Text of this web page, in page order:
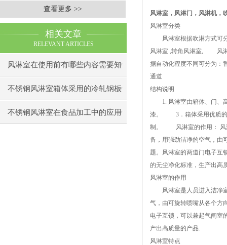
查看更多 >>
相关文章
RELEVANT ARTICLES
风淋室在使用前有哪些内容需要知
道下呢
不锈钢风淋室箱体采用的冷轧钢板
制造
不锈钢风淋室在食品加工中的应用
风淋室 ， 风淋门，风淋机，
风淋室分类
风淋室根据吹淋方式可分
风淋室 ,转角风淋室, 风淋
据自动化程度不同可分为
通道
结构说明
1. 风淋室由箱体、门、高
漆。 3．箱体采用优质的
制。 风淋室的作用： 风淋
备，用强劲洁净的空气，由
题。风淋室的两道门电子互
的无尘净化标准，生产出高
风淋室的作用
风淋室是人员进入洁净室
气，由可旋转喷嘴从各个方
电子互锁，可以兼起气闸室
产出高质量的产品.
风淋室特点